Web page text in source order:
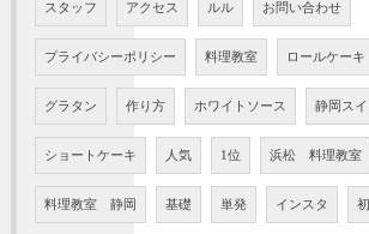
スタッフ アクセス ルル お問い合わせ
プライバシーポリシー 料理教室 ロールケーキ
グラタン 作り方 ホワイトソース 静岡ス
ショートケーキ 人気 1位 浜松 料理教室
料理教室 静岡 基礎 単発 インスタ